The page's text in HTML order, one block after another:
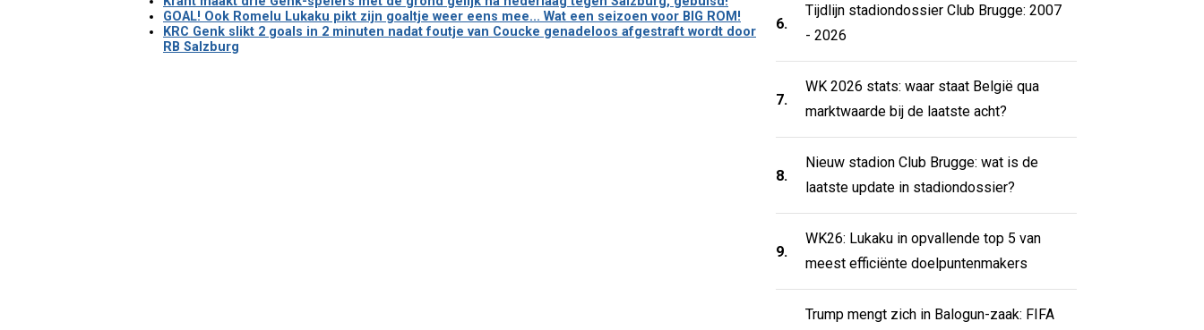
GOAL! Ook Romelu Lukaku pikt zijn goaltje weer eens mee... Wat een seizoen voor BIG ROM!
KRC Genk slikt 2 goals in 2 minuten nadat foutje van Coucke genadeloos afgestraft wordt door
RB Salzburg
6.
Tijdlijn stadiondossier Club Brugge: 2007
- 2026
7.
WK 2026 stats: waar staat België qua
marktwaarde bij de laatste acht?
8.
Nieuw stadion Club Brugge: wat is de
laatste update in stadiondossier?
9.
WK26: Lukaku in opvallende top 5 van
meest efficiënte doelpuntenmakers
Trump mengt zich in Balogun-zaak: FIFA